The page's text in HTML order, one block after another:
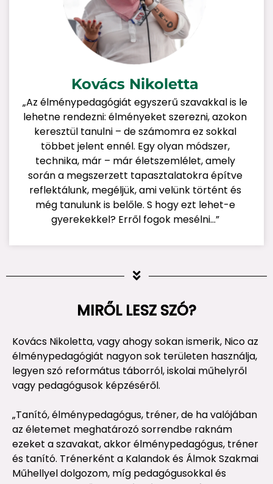
Kovács Nikoletta
„Az élménypedagógiát egyszerű szavakkal is le
lehetne rendezni: élményeket szerezni, azokon
keresztül tanulni – de számomra ez sokkal
többet jelent ennél. Egy olyan módszer,
technika, már – már életszemlélet, amely
során a megszerzett tapasztalatokra építve
reflektálunk, megéljük, ami velünk történt és
még tanulunk is belőle. S hogy ezt lehet-e
gyerekekkel? Erről fogok mesélni…”
MIRŐL LESZ SZÓ?
Kovács Nikoletta, vagy ahogy sokan ismerik, Nico az
élménypedagógiát nagyon sok területen használja,
legyen szó református táborról, iskolai műhelyről
vagy pedagógusok képzéséről.
„Tanító, élménypedagógus, tréner, de ha valójában
az életemet meghatározó sorrendbe raknám
ezeket a szavakat, akkor élménypedagógus, tréner
és tanító. Trénerként a Kalandok és Álmok Szakmai
Műhellyel dolgozom, míg pedagógusokkal és